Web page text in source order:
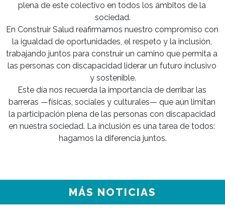
plena de este colectivo en todos los ámbitos de la
sociedad.
En Construir Salud reafirmamos nuestro compromiso con
la igualdad de oportunidades, el respeto y la inclusión,
trabajando juntos para construir un camino que permita a
las personas con discapacidad liderar un futuro inclusivo
y sostenible.
Este día nos recuerda la importancia de derribar las
barreras —físicas, sociales y culturales— que aún limitan
la participación plena de las personas con discapacidad
en nuestra sociedad. La inclusión es una tarea de todos:
hagamos la diferencia juntos.
MÁS NOTICIAS